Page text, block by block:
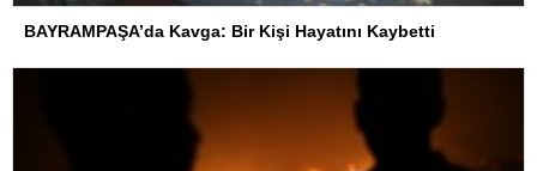
BAYRAMPAŞA’da Kavga: Bir Kişi Hayatını Kaybetti